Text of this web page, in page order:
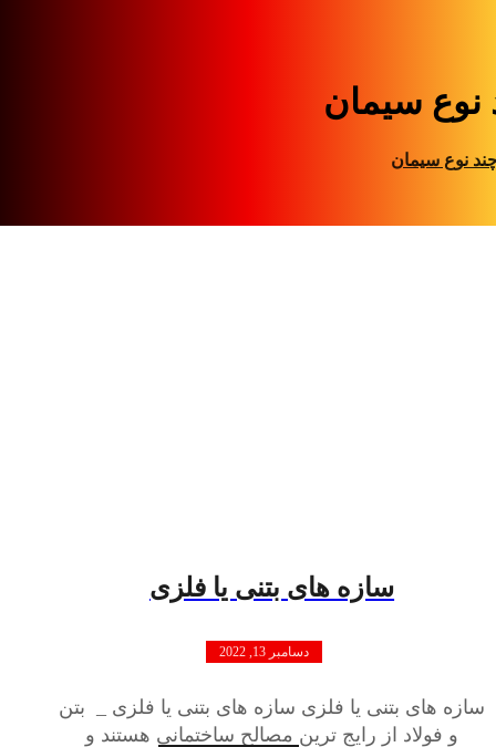
نوع سیمان
نوع سیمان
سازه های بتنی یا فلزی
دسامبر 13, 2022
سازه های بتنی یا فلزی سازه های بتنی یا فلزی _ بتن
و فولاد از رایج ترین مصالح ساختمانی هستند و